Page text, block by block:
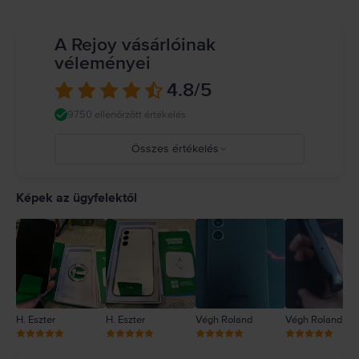
A Rejoy vásárlóinak
véleményei
4.8/5
9750 ellenőrzött értékelés
Összes értékelés
1
Képek az ügyfelektől
H. Eszter H. Eszter Végh Roland Végh Roland